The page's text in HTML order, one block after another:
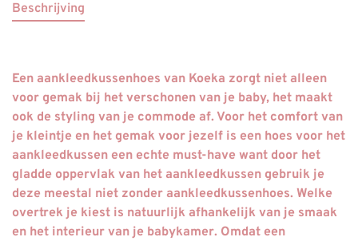
Beschrijving
Een aankleedkussenhoes van Koeka zorgt niet alleen
voor gemak bij het verschonen van je baby, het maakt
ook de styling van je commode af. Voor het comfort van
je kleintje en het gemak voor jezelf is een hoes voor het
aankleedkussen een echte must-have want door het
gladde oppervlak van het aankleedkussen gebruik je
deze meestal niet zonder aankleedkussenhoes. Welke
overtrek je kiest is natuurlijk afhankelijk van je smaak
en het interieur van je babykamer. Omdat een